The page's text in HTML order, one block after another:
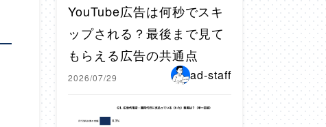
YouTube広告は何秒でスキ
ップされる？最後まで見て
もらえる広告の共通点
2026/07/29 ad-staff